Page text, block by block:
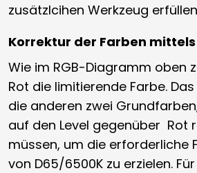
zusätzlcihen Werkzeug
Korrektur der Farben
Wie im RGB-Diagramm oben
Rot die limitierende Farbe.
die anderen zwei
auf den Level gegenüber Rot
müssen, um die erforderliche
von D65/6500K zu erzielen.